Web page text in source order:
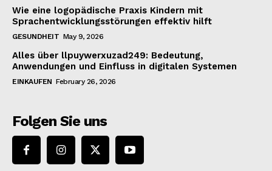
Wie eine logopädische Praxis Kindern mit
Sprachentwicklungsstörungen effektiv hilft
GESUNDHEIT May 9, 2026
Alles über llpuywerxuzad249: Bedeutung,
Anwendungen und Einfluss in digitalen Systemen
EINKAUFEN February 26, 2026
Folgen Sie uns